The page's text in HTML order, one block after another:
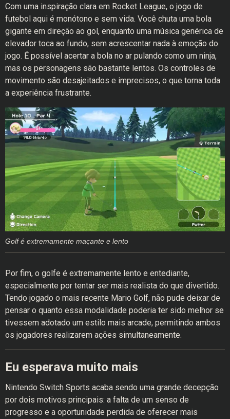
Com uma inspiração clara em Rocket League, o jogo de
futebol aqui é monótono e sem vida. Você chuta uma bola
gigante em direção ao gol, enquanto uma música genérica de
elevador toca ao fundo, sem acrescentar nada à emoção do
jogo. É possível acertar a bola no ar pulando como um ninja,
mas os personagens são bastante lentos. Os controles de
movimento são desajeitados e imprecisos, o que torna toda
a experiência frustrante.
Golf é extremamente maçante e lento
Por fim, o golfe é extremamente lento e entediante,
especialmente por tentar ser mais realista do que divertido.
Tendo jogado o mais recente Mario Golf, não pude deixar de
pensar o quanto essa modalidade poderia ter sido melhor se
tivessem adotado um estilo mais arcade, permitindo ambos
os jogadores realizarem ações simultaneamente.
Eu esperava muito mais
Nintendo Switch Sports acaba sendo uma grande decepção
por dois motivos principais: a falta de um senso de
progresso e a oportunidade perdida de oferecer mais